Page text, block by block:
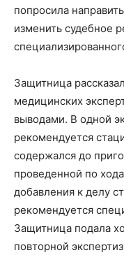
попросила
изменить судебное
Защитница
медицинских
выводами. В одной
рекомендуется
содержался до
проведенной по
добавления к делу
рекомендуется
Защитница подала
повторной